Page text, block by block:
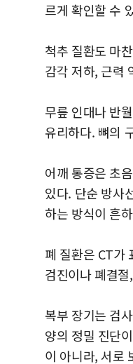
르게 확인할 수
척추 질환도 마
감각 저하, 근력
무릎 인대나 반
유리하다. 뼈의
어깨 통증은 초
있다. 단순 방사
하는 방식이 흔
폐 질환은 CT가
검진이나 폐결
복부 장기는 검
양의 정밀 진단
이 아니라, 서로